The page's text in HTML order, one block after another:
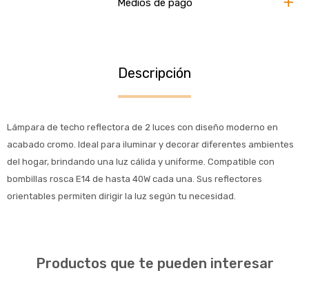
Medios de pago
Descripción
Lámpara de techo reflectora de 2 luces con diseño moderno en
acabado cromo. Ideal para iluminar y decorar diferentes ambientes
del hogar, brindando una luz cálida y uniforme. Compatible con
bombillas rosca E14 de hasta 40W cada una. Sus reflectores
orientables permiten dirigir la luz según tu necesidad.
Productos que te pueden interesar